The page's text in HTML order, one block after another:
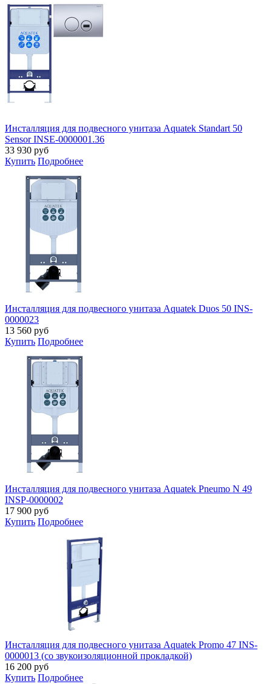
Инсталляция для подвесного унитаза Aquatek Standart 50
Sensor INSE-0000001.36
33 930 руб
Купить Подробнее
Инсталляция для подвесного унитаза Aquatek Duos 50 INS-
0000023
13 560 руб
Купить Подробнее
Инсталляция для подвесного унитаза Aquatek Pneumo N 49
INSP-0000002
17 900 руб
Купить Подробнее
Инсталляция для подвесного унитаза Aquatek Promo 47 INS-
0000013 (со звукоизоляционной прокладкой)
16 200 руб
Купить Подробнее